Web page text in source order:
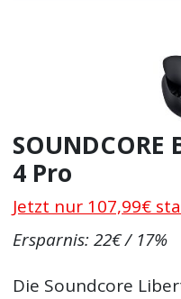
SOUNDCORE
4 Pro
Jetzt nur 107,99€
Ersparnis: 22€ / 17%
Die Soundcore